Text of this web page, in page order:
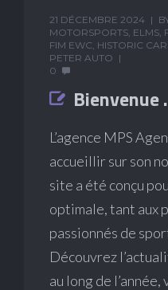
21 DÉCEMBRE 2024
MOTORSPORTS, ELMS,
FIM EWC, HISTORIC
PETER AUTO
0
Bienvenue
L’agence MPS
accueillir sur son
site a été conçu
optimale, tant aux
passionnés de
Découvrez
au long de